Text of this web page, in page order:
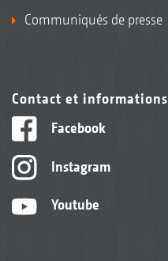
Communiqués de presse
Contact et informations
Facebook
Instagram
Youtube